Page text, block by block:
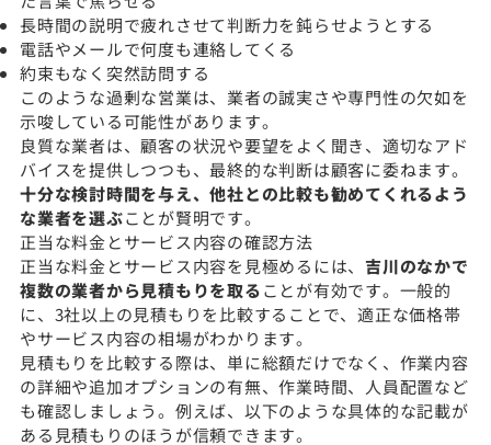
長時間の説明で疲れさせて判断力を鈍らせようとする
電話やメールで何度も連絡してくる
約束もなく突然訪問する
このような過剰な営業は、業者の誠実さや専門性の欠如を
示唆している可能性があります。
良質な業者は、顧客の状況や要望をよく聞き、適切なアド
バイスを提供しつつも、最終的な判断は顧客に委ねます。
十分な検討時間を与え、他社との比較も勧めてくれるよう
な業者を選ぶことが賢明です。
正当な料金とサービス内容の確認方法
正当な料金とサービス内容を見極めるには、 吉川のなかで
複数の業者から見積もりを取ることが有効です。一般的
に、3社以上の見積もりを比較することで、適正な価格帯
やサービス内容の相場がわかります。
見積もりを比較する際は、単に総額だけでなく、作業内容
の詳細や追加オプションの有無、作業時間、人員配置など
も確認しましょう。例えば、以下のような具体的な記載が
ある見積もりのほうが信頼できます。